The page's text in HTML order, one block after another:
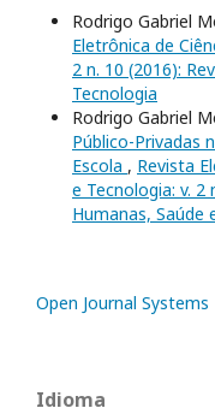
Rodrigo Gabriel
Eletrônica de
2 n. 10 (2016):
Tecnologia
Rodrigo Gabriel
Público-Privadas
Escola , Revista
e Tecnologia: v. 2
Humanas, Saúde
Open Journal Systems
Idioma